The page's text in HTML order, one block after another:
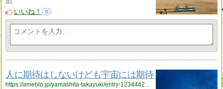
いいね！
0
人に期待はしないけども宇宙には期待
https://ameblo.jp/yamashita-takayuki/entry-12344423586.html